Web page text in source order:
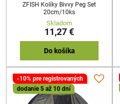
ZFISH Kolíky Bivvy Peg Set
20cm/10ks
Skladom
11,27 €
Do košíka
-10% pre registrovaných
dodanie 5 až 10 dní